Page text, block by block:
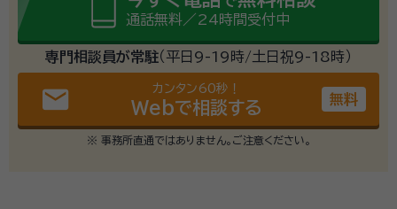
通話無料／24時間受付中
専門相談員が常駐（平日9-19時/土日祝9-18時）
email カンタン60秒！
Webで相談する 無料
※ 事務所直通ではありません。ご注意ください。